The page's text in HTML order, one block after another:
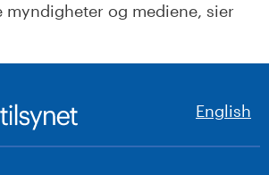
myndigheter og mediene, sier
English